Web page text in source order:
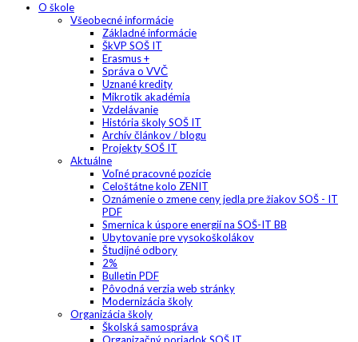
O škole
Všeobecné informácie
Základné informácie
ŠkVP SOŠ IT
Erasmus +
Správa o VVČ
Uznané kredity
Mikrotik akadémia
Vzdelávanie
História školy SOŠ IT
Archív článkov / blogu
Projekty SOŠ IT
Aktuálne
Voľné pracovné pozície
Celoštátne kolo ZENIT
Oznámenie o zmene ceny jedla pre žiakov SOŠ - IT
PDF
Smernica k úspore energií na SOŠ-IT BB
Ubytovanie pre vysokoškolákov
Študijné odbory
2%
Bulletin PDF
Pôvodná verzia web stránky
Modernizácia školy
Organizácia školy
Školská samospráva